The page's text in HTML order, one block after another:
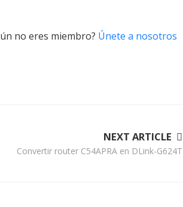
no eres miembro? Únete a nosotros
NEXT ARTICLE
Convertir router C54APRA en DLink-G624T